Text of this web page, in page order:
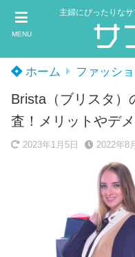
MENU
主婦にぴったりな
ホーム ファッシ
Brista（ブリスタ）
査！メリットやデ
2023年1月5日 2022年8